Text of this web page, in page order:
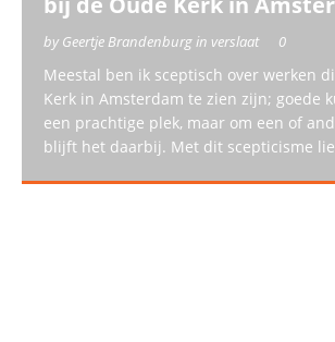
by Geertje Brandenburg in verslaat 0
Meestal ben ik sceptisch over werken
Kerk in Amsterdam te zien zijn; goede
een prachtige plek, maar om een of
blijft het daarbij. Met dit scepticisme